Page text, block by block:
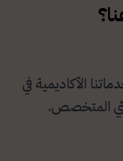
الأكاديمية في
المتخصص.